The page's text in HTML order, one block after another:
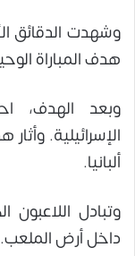
وشهدت الدقائق
هدف المباراة
وبعد الهدف،
الإسرائيلية.
ألبانيا.
وتبادل
داخل أرض الملعب.